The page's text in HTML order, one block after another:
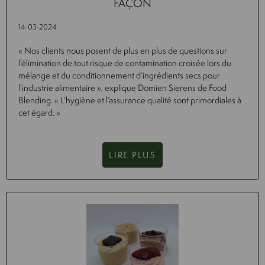
14-03-2024
« Nos clients nous posent de plus en plus de questions sur
l’élimination de tout risque de contamination croisée lors du
mélange et du conditionnement d’ingrédients secs pour
l’industrie alimentaire », explique Domien Sierens de Food
Blending. « L’hygiène et l’assurance qualité sont primordiales à
cet égard. »
LIRE PLUS